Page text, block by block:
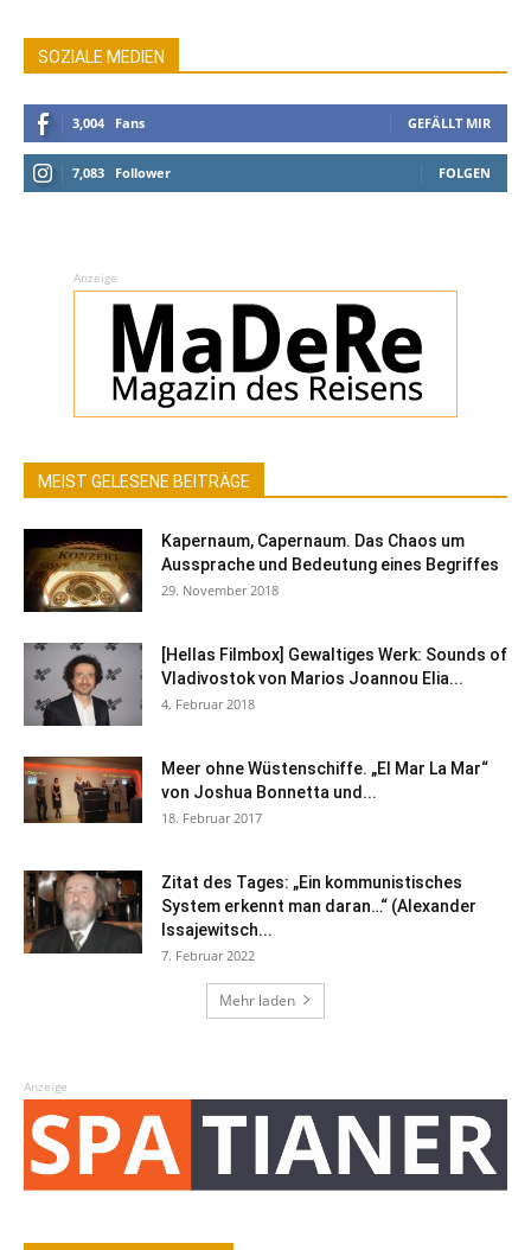
SOZIALE MEDIEN
3,004 Fans GEFÄLLT MIR
7,083 Follower FOLGEN
Anzeige
MEIST GELESENE BEITRÄGE
Kapernaum, Capernaum. Das Chaos um
Aussprache und Bedeutung eines Begriffes
29. November 2018
[Hellas Filmbox] Gewaltiges Werk: Sounds of
Vladivostok von Marios Joannou Elia...
4. Februar 2018
Meer ohne Wüstenschiffe. „El Mar La Mar“
von Joshua Bonnetta und...
18. Februar 2017
Zitat des Tages: „Ein kommunistisches
System erkennt man daran…“ (Alexander
Issajewitsch...
7. Februar 2022
Mehr laden
Anzeige